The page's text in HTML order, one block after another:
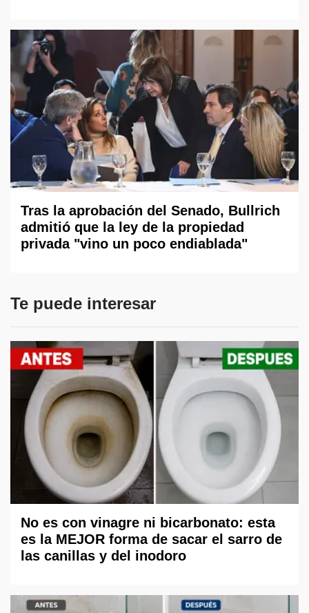
Tras la aprobación del Senado, Bullrich
admitió que la ley de la propiedad
privada "vino un poco endiablada"
Te puede interesar
No es con vinagre ni bicarbonato: esta
es la MEJOR forma de sacar el sarro de
las canillas y del inodoro